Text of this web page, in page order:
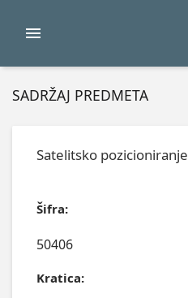
SADRŽAJ PREDMETA
Satelitsko pozicioniranje
Šifra:
50406
Kratica: